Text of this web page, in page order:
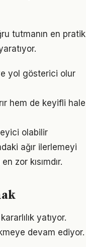
tutmanın en pratik
yol gösterici olur
hem de keyifli hale
olabilir
ağır ilerlemeyi
zor kısımdır.
yatıyor.
devam ediyor.